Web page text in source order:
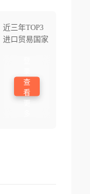
近三年TOP3
进口贸易国家
查
看